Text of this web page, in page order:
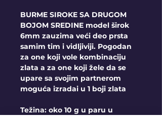
BURME SIROKE SA DRUGOM
BOJOM SREDINE model širok
6mm zauzima veći deo prsta
samim tim i vidljiviji. Pogodan
za one koji vole kombinaciju
zlata a za one koji žele da se
upare sa svojim partnerom
moguća izradai u 1 boji zlata
Težina: oko 10 g u paru u